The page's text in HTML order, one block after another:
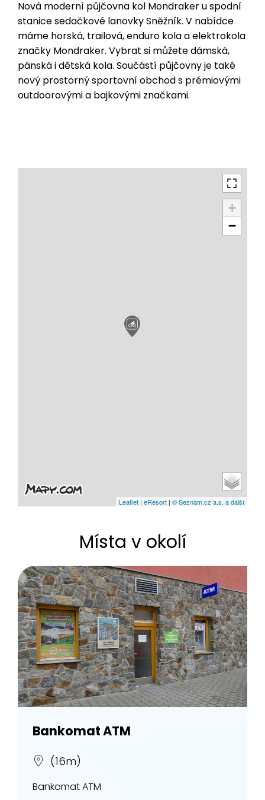
Nová moderní půjčovna kol Mondraker u spodní
stanice sedačkové lanovky Sněžník. V nabídce
máme horská, trailová, enduro kola a elektrokola
značky Mondraker. Vybrat si můžete dámská,
pánská i dětská kola. Součástí půjčovny je také
nový prostorný sportovní obchod s prémiovými
outdoorovými a bajkovými značkami.
+
−
Leaflet | eResort | © Seznam.cz a.s. a další
Místa v okolí
Bankomat ATM
(16m)
Bankomat ATM